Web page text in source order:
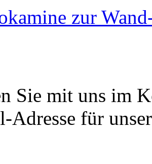
zur
Sie mit uns im
Adresse für